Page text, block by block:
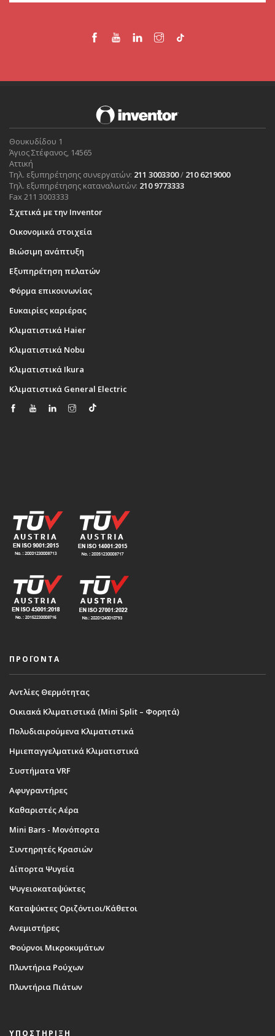
Θουκυδίδου 1
Άγιος Στέφανος, 14565
Αττική
Τηλ. εξυπηρέτησης συνεργατών: 211 3003300/ 210 6219000
Τηλ. εξυπηρέτησης καταναλωτών: 210 9773333
Fax 211 3003333
Σχετικά με την Inventor
Οικονομικά στοιχεία
Βιώσιμη ανάπτυξη
Εξυπηρέτηση πελατών
Φόρμα επικοινωνίας
Ευκαιρίες καριέρας
Κλιματιστικά Haier
Κλιματιστικά Nobu
Κλιματιστικά Ikura
Κλιματιστικά General Electric
ΠΡΟΪΟΝΤΑ
Αντλίες Θερμότητας
Οικιακά Κλιματιστικά (Mini Split – Φορητά)
Πολυδιαιρούμενα Κλιματιστικά
Ημιεπαγγελματικά Κλιματιστικά
Συστήματα VRF
Αφυγραντήρες
Καθαριστές Αέρα
Mini Bars - Μονόπορτα
Συντηρητές Κρασιών
Δίπορτα Ψυγεία
Ψυγειοκαταψύκτες
Καταψύκτες Οριζόντιοι/Κάθετοι
Ανεμιστήρες
Φούρνοι Μικροκυμάτων
Πλυντήρια Ρούχων
Πλυντήρια Πιάτων
ΥΠΟΣΤΗΡΙΞΗ